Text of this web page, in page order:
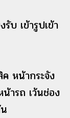
บ เข้ารูปเข้า
หน้ากระจัง
ารถ เว้นช่อง